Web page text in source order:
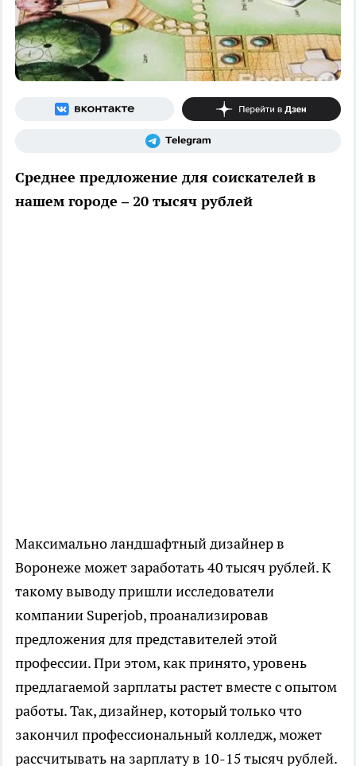
Среднее предложение для соискателей в
нашем городе – 20 тысяч рублей
Максимально ландшафтный дизайнер в
Воронеже может заработать 40 тысяч рублей. К
такому выводу пришли исследователи
компании Superjob, проанализировав
предложения для представителей этой
профессии. При этом, как принято, уровень
предлагаемой зарплаты растет вместе с опытом
работы. Так, дизайнер, который только что
закончил профессиональный колледж, может
рассчитывать на зарплату в 10-15 тысяч рублей.